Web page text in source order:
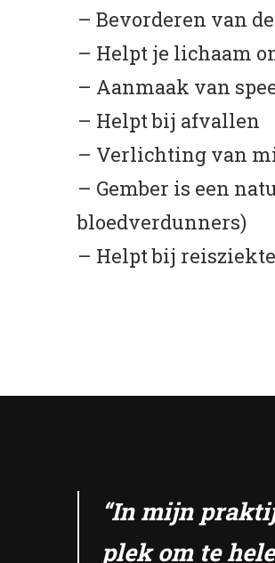
– Bevorderen van
– Helpt je lichaam
– Aanmaak van
– Helpt bij afvallen
– Verlichting van
– Gember is een
bloedverdunners)
– Helpt bij
“In mijn
plek om te